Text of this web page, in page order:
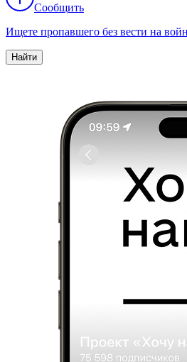
Сообщить
Ищете пропавшего без вести на
Найти